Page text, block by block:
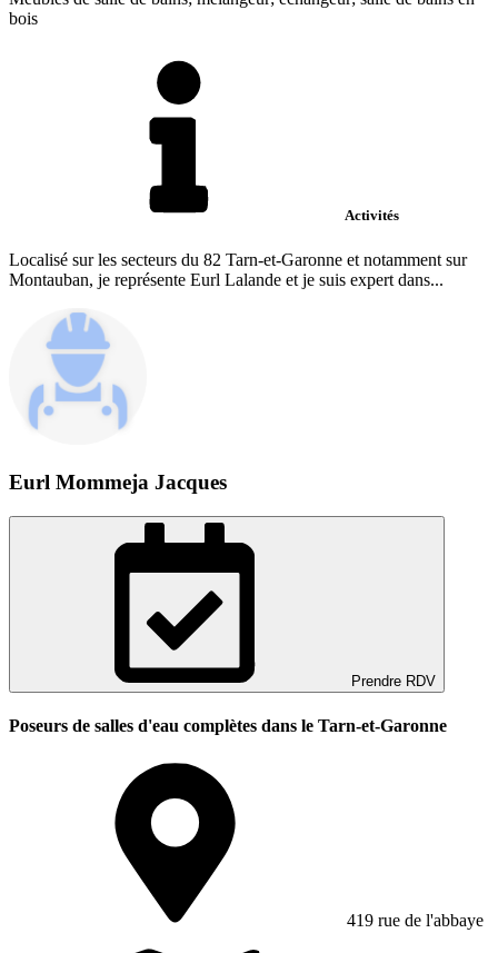
bois
Activités
Localisé sur les secteurs du 82 Tarn-et-Garonne et notamment sur
Montauban, je représente Eurl Lalande et je suis expert dans...
Eurl Mommeja Jacques
Prendre RDV
Poseurs de salles d'eau complètes dans le Tarn-et-Garonne
419 rue de l'abbaye